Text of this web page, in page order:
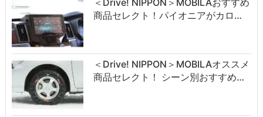
＜Drive! NIPPON＞MOBILAおすすめ
商品セレクト！パイオニアがカロ…
＜Drive! NIPPON＞MOBILAオススメ
商品セレクト！ シーン別おすすめ…